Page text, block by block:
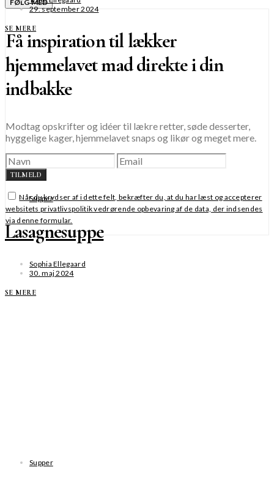
FØLG MED
Få inspiration til lækker
hjemmelavet mad direkte i din
indbakke
Modtag opskrifter og idéer til lækre retter, søde desserter,
hyggelige kager, hjemmelavet snaps og likør og meget mere.
TILMELD
Når du krydser af i dette felt, bekræfter du, at du har læst og accepterer
websitets privatlivspolitik vedrørende opbevaring af de data, der indsendes
via denne formular.
29. september 2024
SE MERE
Supper
Lasagnesuppe
Sophia Ellegaard
30. maj 2024
SE MERE
Supper